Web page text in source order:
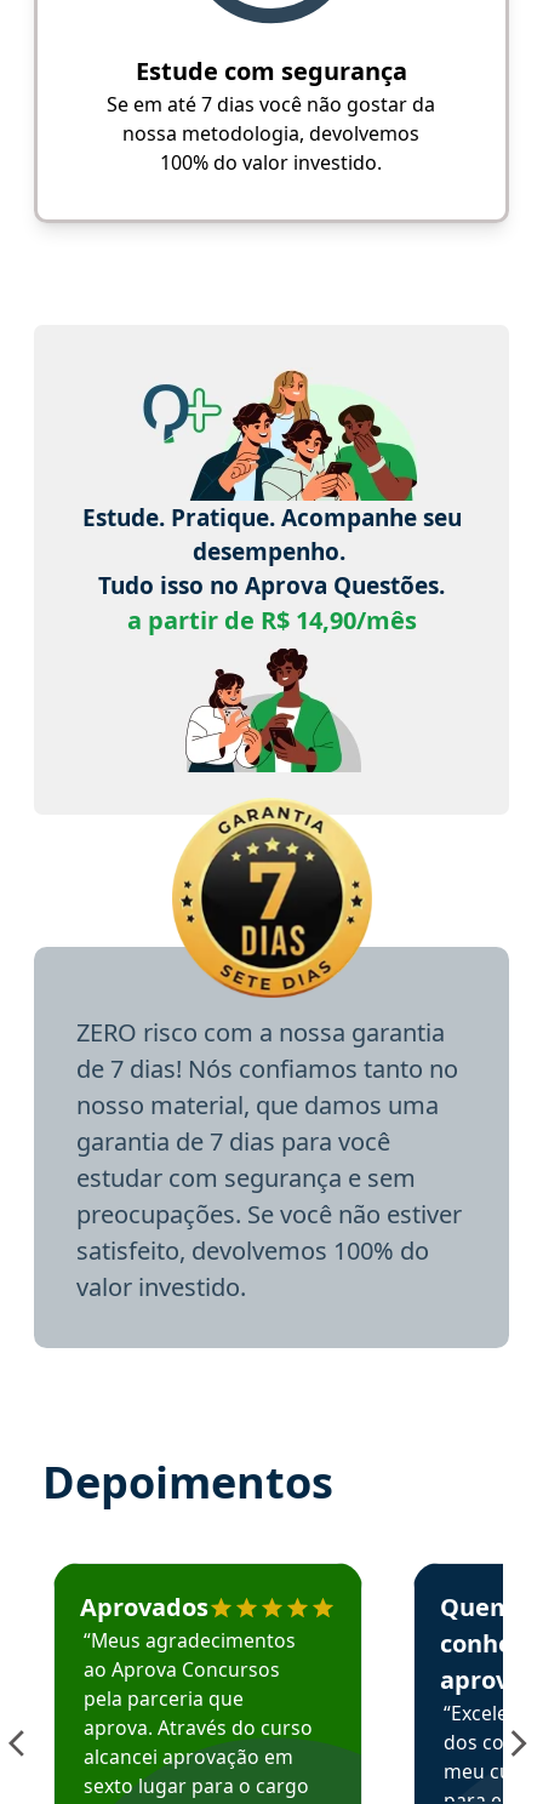
Estude com segurança
Se em até 7 dias você não gostar da
nossa metodologia, devolvemos
100% do valor investido.
Estude. Pratique. Acompanhe seu
desempenho.
Tudo isso no Aprova Questões.
a partir de R$ 14,90/mês
ZERO risco com a nossa garantia
de 7 dias! Nós confiamos tanto no
nosso material, que damos uma
garantia de 7 dias para você
estudar com segurança e sem
preocupações. Se você não estiver
satisfeito, devolvemos 100% do
valor investido.
Depoimentos
Estudante José recomenda o Aprova Concursos em
Aprovados
“Meus agradecimentos
ao Aprova Concursos
pela parceria que
aprova. Através do curso
alcancei aprovação em
sexto lugar para o cargo
Estudante
Quem
aprova
dos
meu